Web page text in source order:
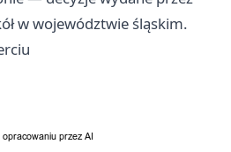
w województwie śląskim.